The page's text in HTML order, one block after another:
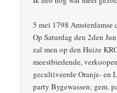
5 mei 1798 Amsterdamse
Op Saturdag den 2den
zal men op den Huize
meestbiedende,
gecultiveerde Oranje- en
party Bygewassen; gem.